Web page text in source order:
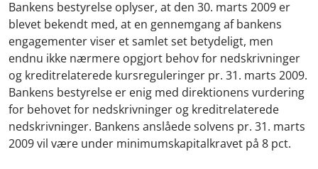
Bankens bestyrelse oplyser, at den 30. marts 2009 er
blevet bekendt med, at en gennemgang af bankens
engagementer viser et samlet set betydeligt, men
endnu ikke nærmere opgjort behov for nedskrivninger
og kreditrelaterede kursreguleringer pr. 31. marts 2009.
Bankens bestyrelse er enig med direktionens vurdering
for behovet for nedskrivninger og kreditrelaterede
nedskrivninger. Bankens anslåede solvens pr. 31. marts
2009 vil være under minimumskapitalkravet på 8 pct.